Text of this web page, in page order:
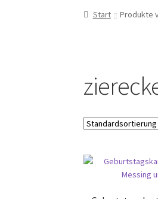
Start Blog
Start Produkte